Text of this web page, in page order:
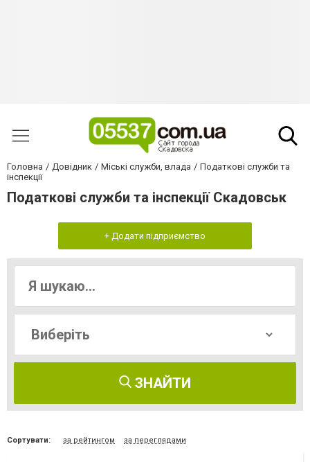
Головна Довідник Міські служби, влада
Податкові служби та
інспекції
Податкові служби та інспекції Скадовськ
+ Додати підприємство
ЗНАЙТИ
Сортувати: за рейтингом за переглядами